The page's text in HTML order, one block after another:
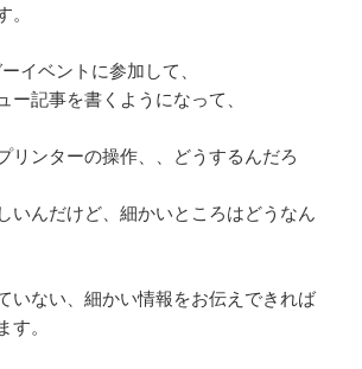
イベントに参加して、
ー記事を書くようになって、
リンターの操作、、どうするんだろ
いんだけど、細かいところはどうなん
いない、細かい情報をお伝えできれば
。